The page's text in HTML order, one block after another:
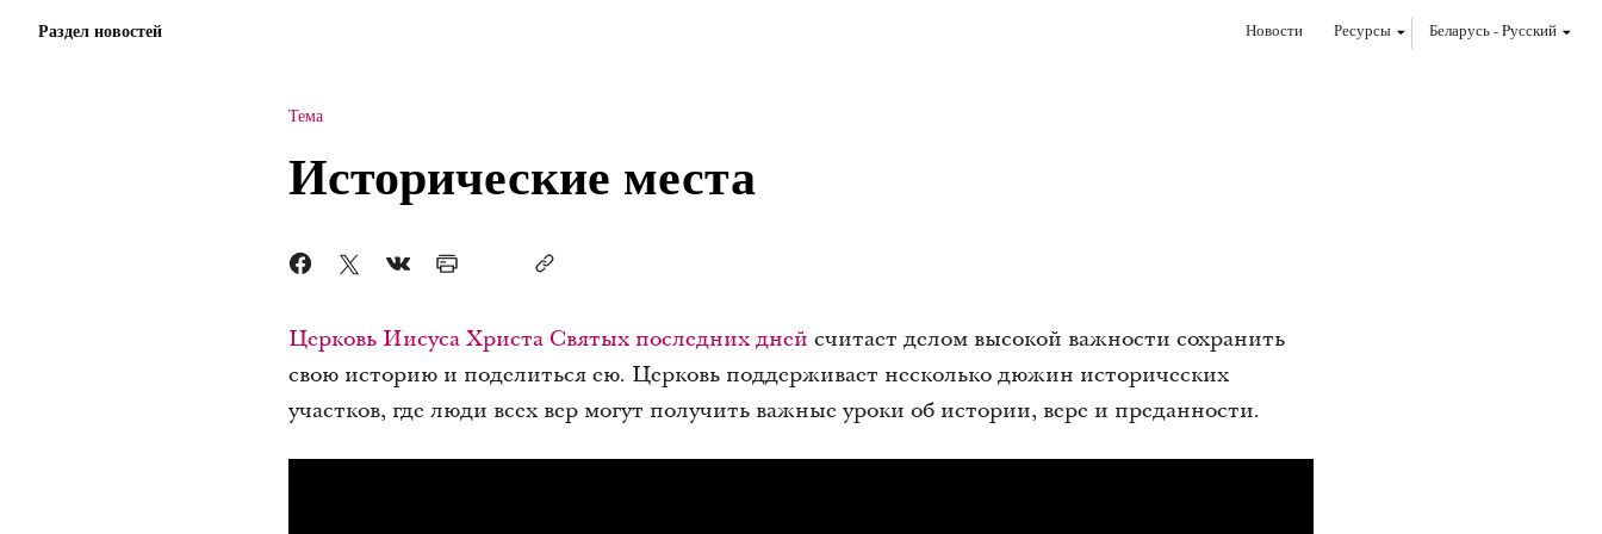
Раздел новостей Новости Ресурсы Беларусь-Pусский
Тема
Исторические места
Церковь Иисуса Христа Святых последних дней считает делом высокой важности сохранить
свою историю и поделиться ею. Церковь поддерживает несколько дюжин исторических
участков, где люди всех вер могут получить важные уроки об истории, вере и преданности.